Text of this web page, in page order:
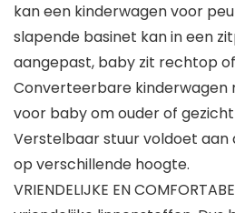
kan een kinderwagen voor
slapende basinet kan in een
aangepast, baby zit rechtop
Converteerbare kinderwagen
voor baby om ouder of
Verstelbaar stuur voldoet aan
op verschillende hoogte.
VRIENDELIJKE EN